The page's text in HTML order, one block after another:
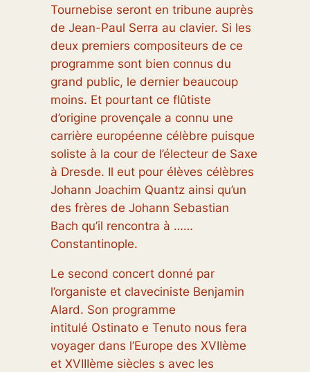
Tournebise seront en tribune auprès
de Jean-Paul Serra au clavier. Si les
deux premiers compositeurs de ce
programme sont bien connus du
grand public, le dernier beaucoup
moins. Et pourtant ce flûtiste
d’origine provençale a connu une
carrière européenne célèbre puisque
soliste à la cour de l’électeur de Saxe
à Dresde. Il eut pour élèves célèbres
Johann Joachim Quantz ainsi qu’un
des frères de Johann Sebastian
Bach qu’il rencontra à ……
Constantinople.
Le second concert donné par
l’organiste et claveciniste Benjamin
Alard. Son programme
intitulé Ostinato e Tenuto nous fera
voyager dans l’Europe des XVIIème
et XVIIIème siècles s avec les